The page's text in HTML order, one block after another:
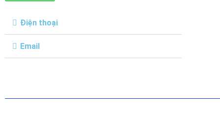
Điện thoại
Email